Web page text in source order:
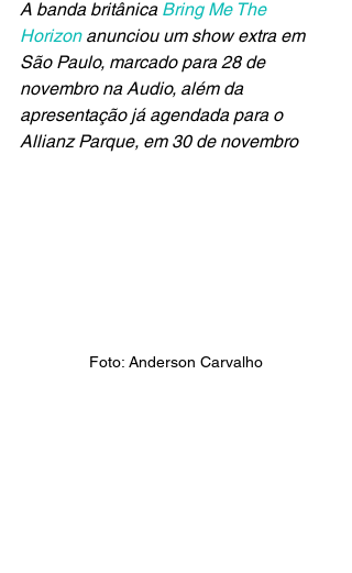
A banda britânica Bring Me The
Horizon anunciou um show extra em
São Paulo, marcado para 28 de
novembro na Audio, além da
apresentação já agendada para o
Allianz Parque, em 30 de novembro
Foto: Anderson Carvalho